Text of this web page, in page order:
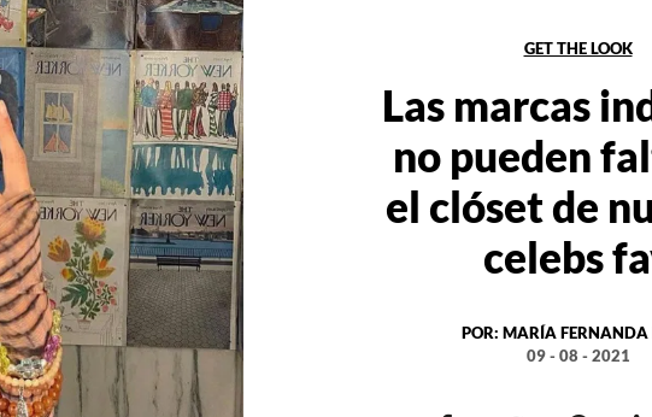
GET THE LOOK
Las marcas
no pueden
el clóset de
celebs
POR: MARÍA FERNANDA
09 - 08 - 2021